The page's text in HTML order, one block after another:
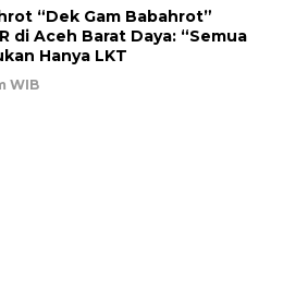
“Dek Gam Babahrot”
di Aceh Barat Daya: “Semua
Hanya LKT
WIB